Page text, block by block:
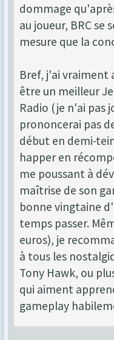
dommage
au joueur, BRC se
mesure que la
Bref, j'ai vraiment
être un meilleur
Radio (je n'ai pas
prononcerai pas
début en demi-
happer en
me poussant à
maîtrise de son
bonne vingtaine
temps passer.
euros), je
à tous les
Tony Hawk, ou
qui aiment
gameplay